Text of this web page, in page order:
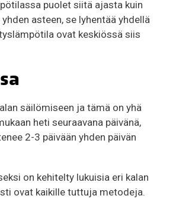
puolet siitä ajasta kuin
asteen, se lyhentää yhdellä
ovat keskiössä siis
säilömiseen ja tämä on yhä
heti seuraavana päivänä,
2-3 päivään yhden päivän
on kehitelty lukuisia eri kalan
ovat kaikille tuttuja metodeja.